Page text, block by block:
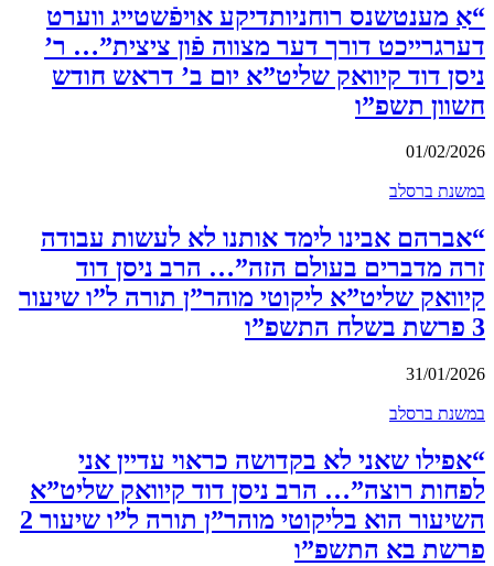
“אַ מענטשנס רוחניותדיקע אויפֿשטייג ווערט
דערגרייכט דורך דער מצווה פֿון ציצית”… ר’
ניסן דוד קיוואק שליט”א יום ב’ דראש חודש
חשוון תשפ”ו
01/02/2026
במשנת ברסלב
“אברהם אבינו לימד אותנו לא לעשות עבודה
זרה מדברים בעולם הזה”… הרב ניסן דוד
קיוואק שליט”א ליקוטי מוהר”ן תורה ל”ו שיעור
3 פרשת בשלח התשפ”ו
31/01/2026
במשנת ברסלב
“אפילו שאני לא בקדושה כראוי עדיין אני
לפחות רוצה”… הרב ניסן דוד קיוואק שליט”א
השיעור הוא בליקוטי מוהר”ן תורה ל”ו שיעור 2
פרשת בא התשפ”ו